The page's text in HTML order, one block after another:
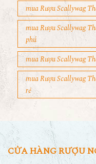
mua Rượu Scallywag
mua Rượu Scallywag
phú
mua Rượu Scallywag
mua Rượu Scallywag
rẻ
CỬA HÀNG RƯỢU